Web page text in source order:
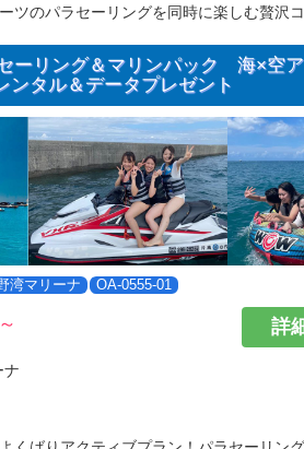
ツのパラセーリングを同時に楽しむ贅沢
セーリング＆マリンパック 海×空
タル＆データプレゼント
湾マリーナ OA-0555-01
ナ
詳